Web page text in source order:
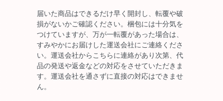
届いた商品はできるだけ早く開封し、転覆や破
損がないかご確認ください。梱包には十分気を
つけていますが、万が一転覆があった場合は、
すみやかにお届けした運送会社にご連絡くださ
い。運送会社からこちらに連絡があり次第、代
品の発送や返金などの対応をさせていただきま
す。運送会社を通さずに直接の対応はできませ
ん。